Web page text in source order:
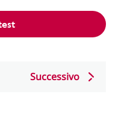
Successivo